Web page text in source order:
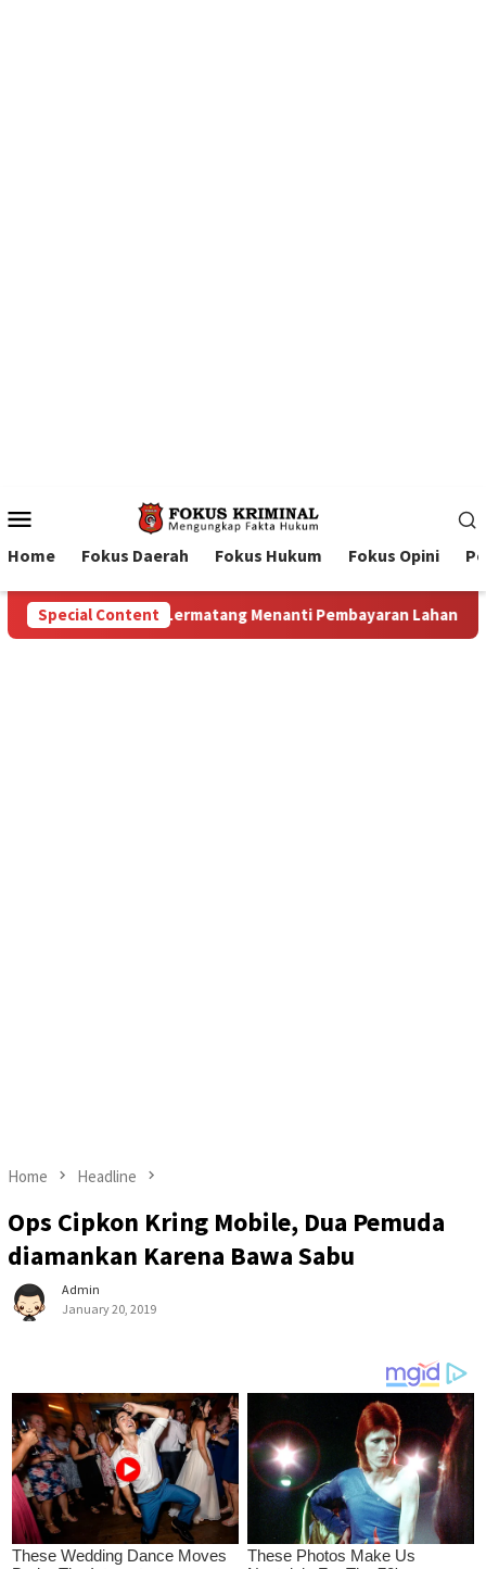
Menu
Home Fokus Daerah Fokus Hukum Fokus Opini
Special Content
Lahan: Antara Dugaan Konspirasi dan Bayang-Bayang
Home Headline
Ops Cipkon Kring Mobile, Dua Pemuda
diamankan Karena Bawa Sabu
Admin
January 20, 2019